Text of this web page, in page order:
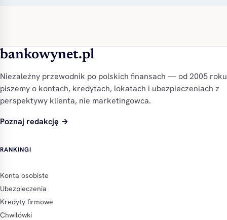
bankowynet.pl
Niezależny przewodnik po polskich finansach — od 2005 roku
piszemy o kontach, kredytach, lokatach i ubezpieczeniach z
perspektywy klienta, nie marketingowca.
Poznaj redakcję →
RANKINGI
Konta osobiste
Ubezpieczenia
Kredyty firmowe
Chwilówki